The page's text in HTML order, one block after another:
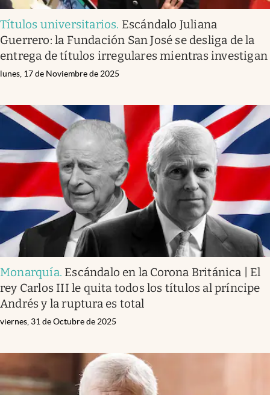
Títulos universitarios. Escándalo Juliana
Guerrero: la Fundación San José se desliga de la
entrega de títulos irregulares mientras investigan
lunes, 17 de Noviembre de 2025
Monarquía. Escándalo en la Corona Británica | El
rey Carlos III le quita todos los títulos al príncipe
Andrés y la ruptura es total
viernes, 31 de Octubre de 2025